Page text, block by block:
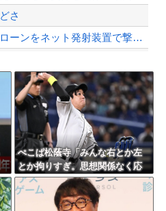
Powered by livedoor 相互RSS
さ
【動画】ロシア軍のドローンをネット発射装置で撃墜するウクライナ。
実況「金メダルをとった萩野には俺さんへの挑戦権を手にしました！」俺「ほう君が萩野...
日本旅行キャンセルすべきか…1万年ぶり史上最大級の火山の兆し＝韓国の反応
海外「おめでとうタキ！」リヴァプール南野がバースデーゴール！！
ぺこぱ松蔭寺「みんな右とか左
とか拘りすぎ。思想関係なく応
援しようよ」